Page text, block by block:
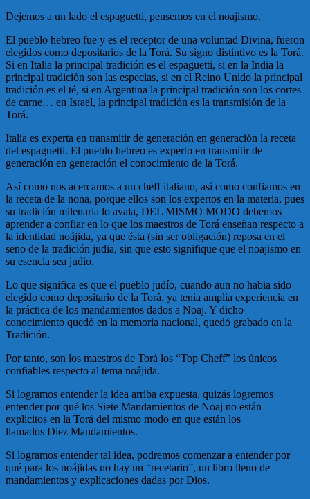
Dejemos a un lado el espaguetti, pensemos en el noajismo.
El pueblo hebreo fue y es el receptor de una voluntad Divina, fueron
elegidos como depositarios de la Torá. Su signo distintivo es la Torá.
Si en Italia la principal tradición es el espaguetti, si en la India la
principal tradición son las especias, si en el Reino Unido la principal
tradición es el té, si en Argentina la principal tradición son los cortes
de carne… en Israel, la principal tradición es la transmisión de la
Torá.
Italia es experta en transmitir de generación en generación la receta
del espaguetti. El pueblo hebreo es experto en transmitir de
generación en generación el conocimiento de la Torá.
Así como nos acercamos a un cheff italiano, así como confiamos en
la receta de la nona, porque ellos son los expertos en la materia, pues
su tradición milenaria lo avala, DEL MISMO MODO debemos
aprender a confiar en lo que los maestros de Torá enseñan respecto a
la identidad noájida, ya que ésta (sin ser obligación) reposa en el
seno de la tradición judia, sin que esto signifique que el noajismo en
su esencia sea judio.
Lo que significa es que el pueblo judío, cuando aun no habia sido
elegido como depositario de la Torá, ya tenia amplia experiencia en
la práctica de los mandamientos dados a Noaj. Y dicho
conocimiento quedó en la memoria nacional, quedó grabado en la
Tradición.
Por tanto, son los maestros de Torá los “Top Cheff” los únicos
confiables respecto al tema noájida.
Si logramos entender la idea arriba expuesta, quizás logremos
entender por qué los Siete Mandamientos de Noaj no están
explicitos en la Torá del mismo modo en que están los
llamados Diez Mandamientos.
Si logramos entender tal idea, podremos comenzar a entender por
qué para los noájidas no hay un “recetario”, un libro lleno de
mandamientos y explicaciones dadas por Dios.